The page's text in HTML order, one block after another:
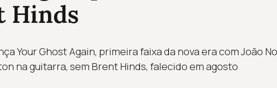
Hinds
Your Ghost Again, primeira faixa da nova era com João
na guitarra, sem Brent Hinds, falecido em agosto